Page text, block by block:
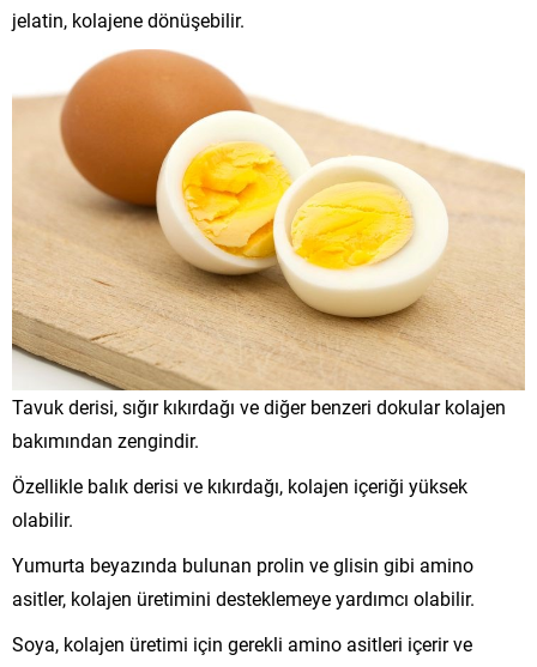
jelatin, kolajene dönüşebilir.
Tavuk derisi, sığır kıkırdağı ve diğer benzeri dokular kolajen
bakımından zengindir.
Özellikle balık derisi ve kıkırdağı, kolajen içeriği yüksek
olabilir.
Yumurta beyazında bulunan prolin ve glisin gibi amino
asitler, kolajen üretimini desteklemeye yardımcı olabilir.
Soya, kolajen üretimi için gerekli amino asitleri içerir ve